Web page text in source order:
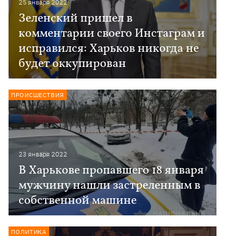
25 января 2022
Зеленский пришел в
комментарии своего Инстаграм и
исправился: Харьков никогда не
будет оккупирован
23 января 2022
В Харькове пропавшего 18 января
мужчину нашли застреленным в
собственной машине
ПРОИСШЕСТВИЯ
ПОЛИТИКА